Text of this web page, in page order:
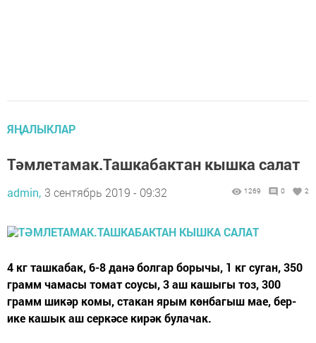
ЯҢАЛЫКЛАР
Тәмлетамак.Ташкабактан кышка салат
admin, 3 сентябрь 2019 - 09:32 1269 0 2
4 кг ташкабак, 6-8 данә болгар борычы, 1 кг суган, 350
грамм чамасы томат соусы, 3 аш кашыгы тоз, 300
грамм шикәр комы, стакан ярым көнбагыш мае, бер-
ике кашык аш серкәсе кирәк булачак.